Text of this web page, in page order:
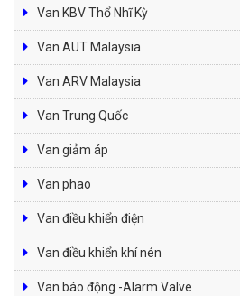
Van KBV Thổ Nhĩ Kỳ
Van AUT Malaysia
Van ARV Malaysia
Van Trung Quốc
Van giảm áp
Van phao
Van điều khiển điện
Van điều khiển khí nén
Van báo động -Alarm Valve